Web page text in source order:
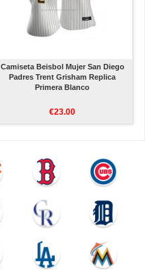
Camiseta Beisbol Mujer San Diego
Padres Trent Grisham Replica
Primera Blanco
€23.00